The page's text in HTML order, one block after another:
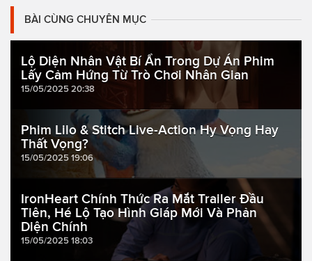
BÀI CÙNG CHUYÊN MỤC
Lộ Diện Nhân Vật Bí Ẩn Trong Dự Án Phim
Lấy Cảm Hứng Từ Trò Chơi Nhân Gian
15/05/2025 20:38
Phim Lilo & Stitch Live-Action Hy Vọng Hay
Thất Vọng?
15/05/2025 19:06
IronHeart Chính Thức Ra Mắt Trailer Đầu
Tiên, Hé Lộ Tạo Hình Giáp Mới Và Phản
Diện Chính
15/05/2025 18:03